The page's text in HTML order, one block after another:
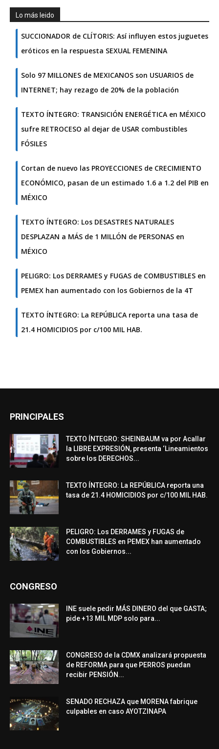
Lo más leido
SUCCIONADOR de CLÍTORIS: Así influyen estos juguetes
eróticos en la respuesta SEXUAL FEMENINA
Solo 97 MILLONES de MEXICANOS son USUARIOS de
INTERNET; hay rezago de 20% de la población
TEXTO ÍNTEGRO: TRANSICIÓN ENERGÉTICA en MÉXICO
sufre RETROCESO al dejar de USAR combustibles
FÓSILES
Cortan de nuevo las PROYECCIONES de CRECIMIENTO
ECONÓMICO, pasan de un estimado 1.6 a 1.2 del PIB en
MÉXICO
TEXTO ÍNTEGRO: Los DESASTRES NATURALES
DESPLAZAN a MÁS de 1 MILLÓN de PERSONAS en
MÉXICO
PELIGRO: Los DERRAMES y FUGAS de COMBUSTIBLES en
PEMEX han aumentado con los Gobiernos de la 4T
TEXTO ÍNTEGRO: La REPÚBLICA reporta una tasa de
21.4 HOMICIDIOS por c/100 MIL HAB.
PRINCIPALES
TEXTO ÍNTEGRO: SHEINBAUM va por Acallar
la LIBRE EXPRESIÓN, presenta ‘Lineamientos
sobre los DERECHOS...
TEXTO ÍNTEGRO: La REPÚBLICA reporta una
tasa de 21.4 HOMICIDIOS por c/100 MIL HAB.
PELIGRO: Los DERRAMES y FUGAS de
COMBUSTIBLES en PEMEX han aumentado
con los Gobiernos...
CONGRESO
INE suele pedir MÁS DINERO del que GASTA;
pide +13 MIL MDP solo para...
CONGRESO de la CDMX analizará propuesta
de REFORMA para que PERROS puedan
recibir PENSIÓN...
SENADO RECHAZA que MORENA fabrique
culpables en caso AYOTZINAPA